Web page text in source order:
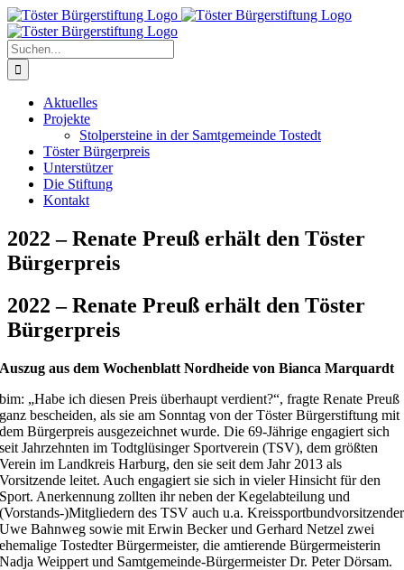
Zum
Inhalt
springen
Suche
nach:
Aktuelles
Projekte
Stolpersteine in der Samtgemeinde Tostedt
Töster Bürgerpreis
Unterstützer
Die Stiftung
Kontakt
2022 – Renate Preuß erhält den Töster
Bürgerpreis
2022 – Renate Preuß erhält den Töster
Bürgerpreis
Auszug aus dem Wochenblatt Nordheide von Bianca Marquardt
bim: „Habe ich diesen Preis überhaupt verdient?“, fragte Renate Preuß
ganz bescheiden, als sie am Sonntag von der Töster Bürgerstiftung mit
dem Bürgerpreis ausgezeichnet wurde. Die 69-Jährige engagiert sich
seit Jahrzehnten im Todtglüsinger Sportverein (TSV), dem größten
Verein im Landkreis Harburg, den sie seit dem Jahr 2013 als
Vorsitzende leitet. Auch engagiert sie sich in vieler Hinsicht für den
Sport. Anerkennung zollten ihr neben der Kegelabteilung und
(Vorstands-)Mitgliedern des TSV auch u.a. Kreissportbundvorsitzender
Uwe Bahnweg sowie mit Erwin Becker und Gerhard Netzel zwei
ehemalige Tostedter Bürgermeister, die amtierende Bürgermeisterin
Nadja Weippert und Samtgemeinde-Bürgermeister Dr. Peter Dörsam.